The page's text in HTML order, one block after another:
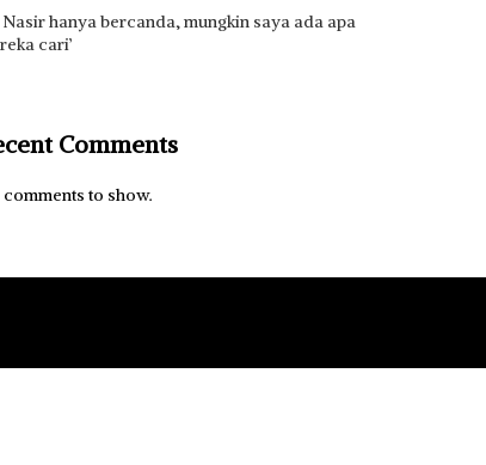
Nasir hanya bercanda, mungkin saya ada apa
cari’
Comments
comments to show.